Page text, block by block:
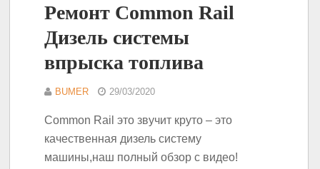
Ремонт Common Rail
Дизель системы
впрыска топлива
BUMER 29/03/2020
Common Rail это звучит круто – это
качественная дизель систему
машины,наш полный обзор с видео!